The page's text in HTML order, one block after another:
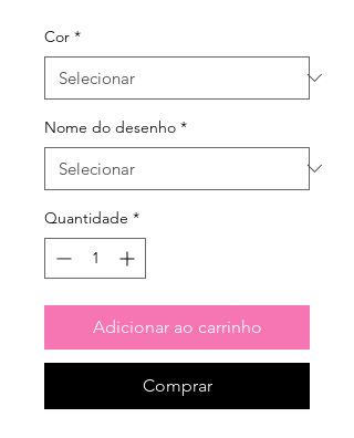
Cor *
Nome do desenho *
Quantidade *
Adicionar ao carrinho
Comprar